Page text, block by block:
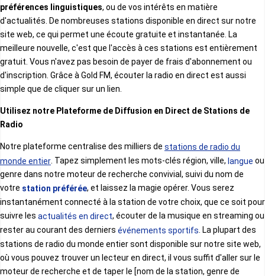
Congo
Côte d'Ivoire
Ethiopie
Gabon
Gambie
Italien
Arabe
Indonesienne
Turc
Roumain
préférences linguistiques, ou de vos intérêts en matière
d'actualités. De nombreuses stations disponible en direct sur notre
site web, ce qui permet une écoute gratuite et instantanée. La
meilleure nouvelle, c'est que l'accès à ces stations est entièrement
gratuit. Vous n'avez pas besoin de payer de frais d'abonnement ou
d'inscription. Grâce à Gold FM, écouter la radio en direct est aussi
simple que de cliquer sur un lien.
Utilisez notre Plateforme de Diffusion en Direct de Stations de
Radio
Notre plateforme centralise des milliers de stations de radio du
monde entier . Tapez simplement les mots-clés région, ville, langue ou
genre dans notre moteur de recherche convivial, suivi du nom de
votre station préférée, et laissez la magie opérer. Vous serez
instantanément connecté à la station de votre choix, que ce soit pour
suivre les actualités en direct, écouter de la musique en streaming ou
rester au courant des derniers événements sportifs . La plupart des
stations de radio du monde entier sont disponible sur notre site web,
où vous pouvez trouver un lecteur en direct, il vous suffit d'aller sur le
moteur de recherche et de taper le [nom de la station, genre de